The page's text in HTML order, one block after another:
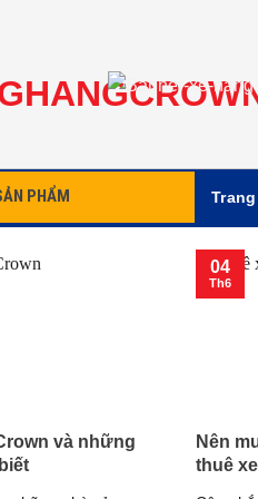
PHẨM
và những
Nên
thuê
04
Th6